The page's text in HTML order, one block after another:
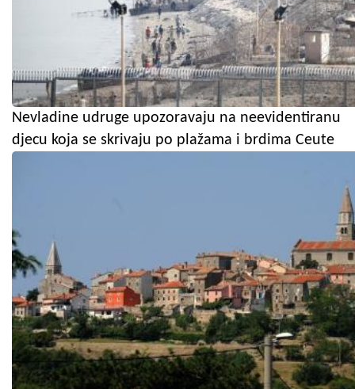
Nevladine udruge upozoravaju na neevidentiranu
djecu koja se skrivaju po plažama i brdima Ceute